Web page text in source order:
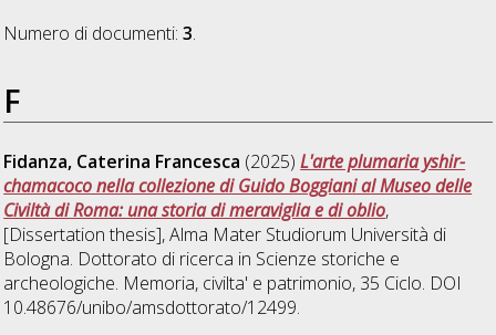
Numero di documenti:3.
F
Fidanza, Caterina Francesca (2025)L'arte plumaria yshir-
chamacoco nella collezione di Guido Boggiani al Museo delle
Civiltà di Roma: una storia di meraviglia e di oblio,
[Dissertation thesis], Alma Mater Studiorum Università di
Bologna. Dottorato di ricerca in Scienze storiche e
archeologiche. Memoria, civilta' e patrimonio, 35 Ciclo. DOI
10.48676/unibo/amsdottorato/12499.